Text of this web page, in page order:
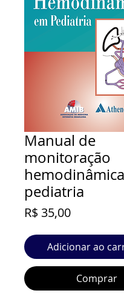
Manual de
monitoração
pediatria
R$ 35,00Preço
Adicionar ao
Comprar